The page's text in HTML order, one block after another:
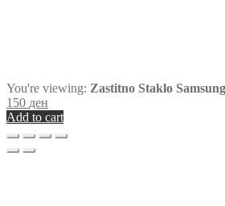
You're viewing: Zastitno Staklo
150 ден
Add to cart